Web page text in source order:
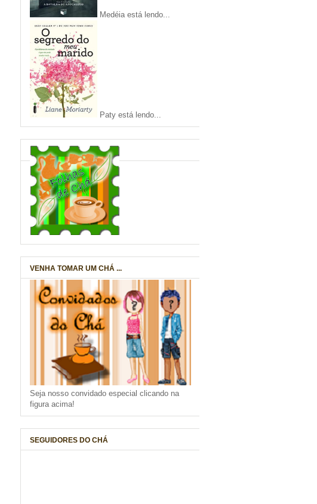
Medéia está lendo...
Paty está lendo...
VENHA TOMAR UM CHÁ ...
Seja nosso convidado especial clicando na
figura acima!
SEGUIDORES DO CHÁ